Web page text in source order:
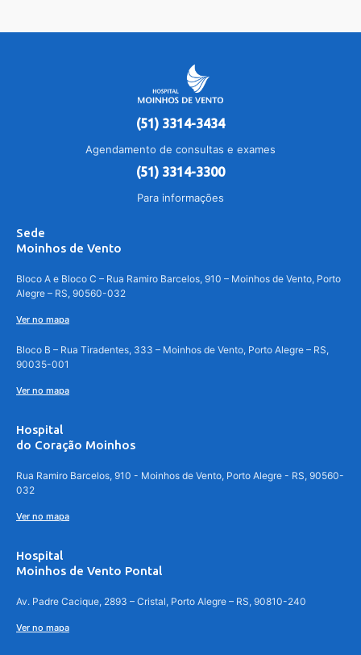
(51) 3314-3434
Agendamento de consultas e exames
(51) 3314-3300
Para informações
Sede
Moinhos de Vento
Bloco A e Bloco C – Rua Ramiro Barcelos, 910 – Moinhos de Vento, Porto
Alegre – RS, 90560-032
Ver no mapa
Bloco B – Rua Tiradentes, 333 – Moinhos de Vento, Porto Alegre – RS,
90035-001
Ver no mapa
Hospital
do Coração Moinhos
Rua Ramiro Barcelos, 910 - Moinhos de Vento, Porto Alegre - RS, 90560-
032
Ver no mapa
Hospital
Moinhos de Vento Pontal
Av. Padre Cacique, 2893 – Cristal, Porto Alegre – RS, 90810-240
Ver no mapa